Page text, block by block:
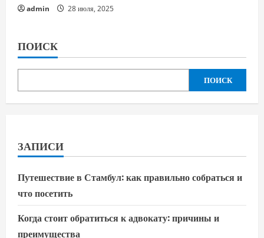
admin 28 июля, 2025
ПОИСК
ПОИСК
ЗАПИСИ
Путешествие в Стамбул: как правильно собраться и
что посетить
Когда стоит обратиться к адвокату: причины и
преимущества